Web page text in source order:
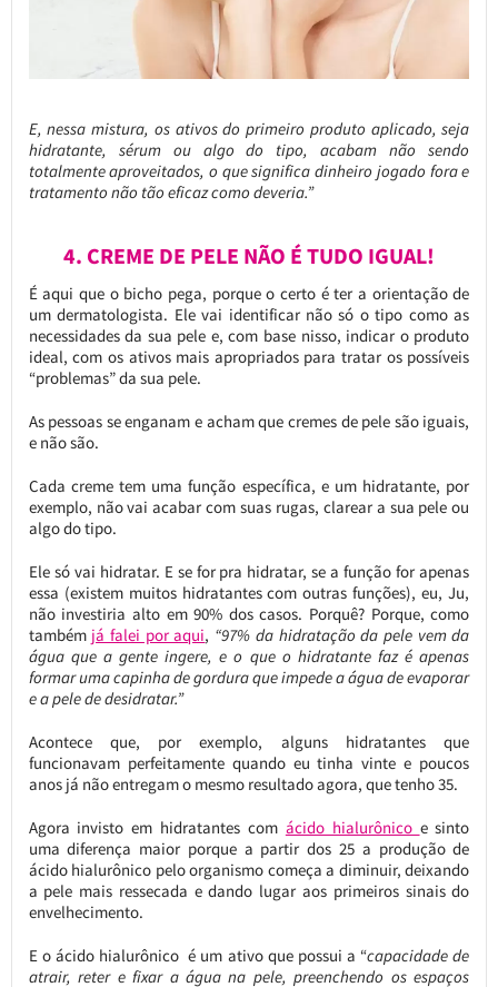
E, nessa mistura, os ativos do primeiro produto aplicado, seja
hidratante, sérum ou algo do tipo, acabam não sendo
totalmente aproveitados, o que significa dinheiro jogado fora e
tratamento não tão eficaz como deveria.”
4. CREME DE PELE NÃO É TUDO IGUAL!
É aqui que o bicho pega, porque o certo é ter a orientação de
um dermatologista. Ele vai identificar não só o tipo como as
necessidades da sua pele e, com base nisso, indicar o produto
ideal, com os ativos mais apropriados para tratar os possíveis
“problemas” da sua pele.
As pessoas se enganam e acham que cremes de pele são iguais,
e não são.
Cada creme tem uma função específica, e um hidratante, por
exemplo, não vai acabar com suas rugas, clarear a sua pele ou
algo do tipo.
Ele só vai hidratar. E se for pra hidratar, se a função for apenas
essa (existem muitos hidratantes com outras funções), eu, Ju,
não investiria alto em 90% dos casos. Porquê? Porque, como
também já falei por aqui, “97% da hidratação da pele vem da
água que a gente ingere, e o que o hidratante faz é apenas
formar uma capinha de gordura que impede a água de evaporar
e a pele de desidratar.”
Acontece que, por exemplo, alguns hidratantes que
funcionavam perfeitamente quando eu tinha vinte e poucos
anos já não entregam o mesmo resultado agora, que tenho 35.
Agora invisto em hidratantes com ácido hialurônico e sinto
uma diferença maior porque a partir dos 25 a produção de
ácido hialurônico pelo organismo começa a diminuir, deixando
a pele mais ressecada e dando lugar aos primeiros sinais do
envelhecimento.
E o ácido hialurônico é um ativo que possui a “capacidade de
atrair, reter e fixar a água na pele, preenchendo os espaços